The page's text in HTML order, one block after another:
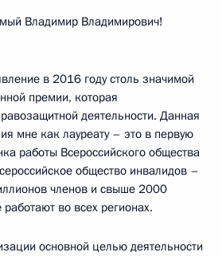
Владимир Владимирович!
в 2016 году столь значимой
премии, которая
деятельности. Данная
мне как лауреату – это в первую
работы Всероссийского общества
общество инвалидов –
членов и свыше 2000
во всех регионах.
основной целью деятельности